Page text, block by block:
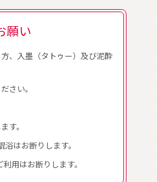
願い
、入墨（タトゥー）及び泥酔
さい。
す。
はお断りします。
用はお断りします。